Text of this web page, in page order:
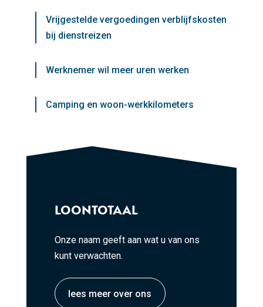
Vrijgestelde vergoedingen verblijfskosten
bij dienstreizen
Werknemer wil meer uren werken
Camping en woon-werkkilometers
LOONTOTAAL
Onze naam geeft aan wat u van ons
kunt verwachten.
lees meer over ons